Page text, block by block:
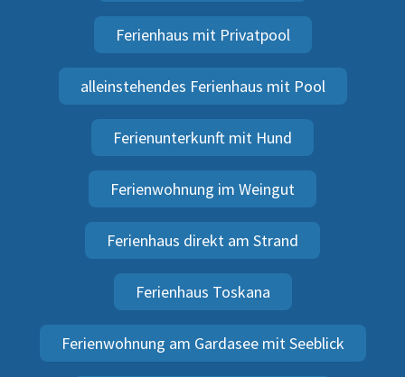
Ferienhaus mit Privatpool
alleinstehendes Ferienhaus mit Pool
Ferienunterkunft mit Hund
Ferienwohnung im Weingut
Ferienhaus direkt am Strand
Ferienhaus Toskana
Ferienwohnung am Gardasee mit Seeblick